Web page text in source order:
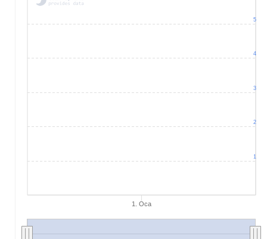
1. Oca
1
2
3
4
5